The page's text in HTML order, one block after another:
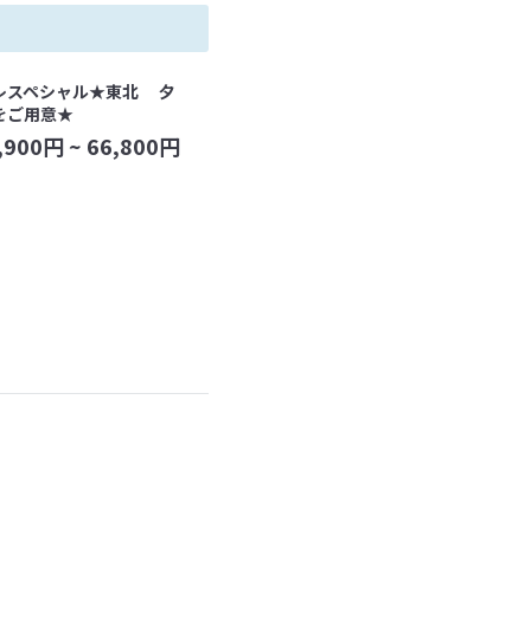
スペシャル★東北 夕
ご用意★
円 ~ 66,800円